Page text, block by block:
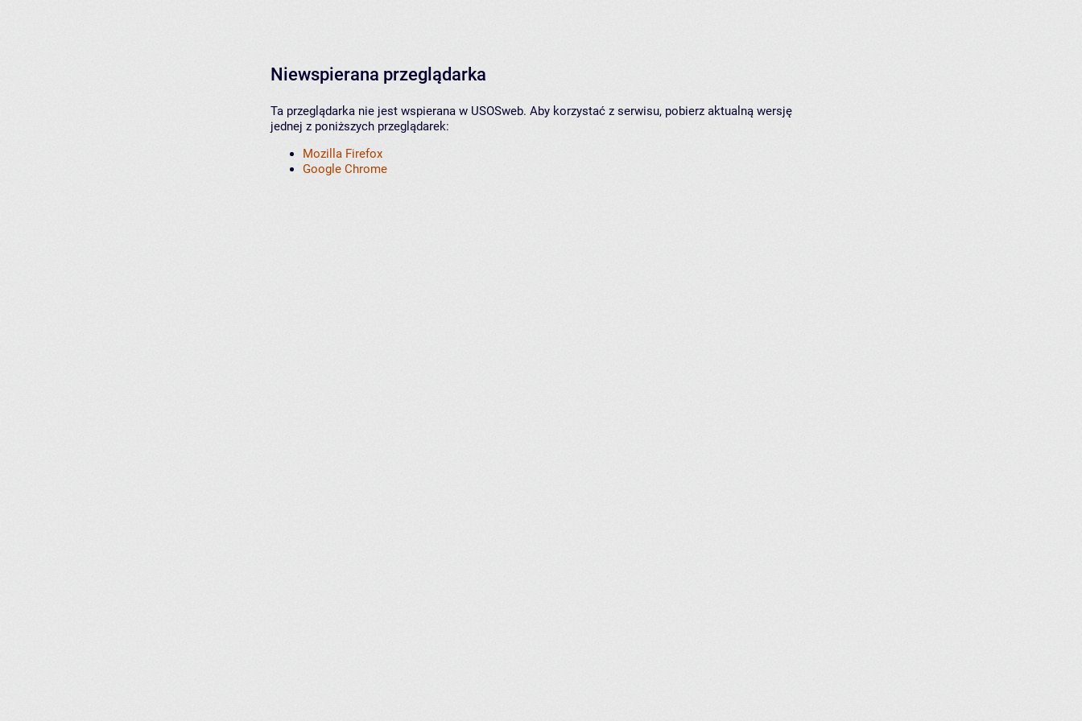
Niewspierana przeglądarka
Ta przeglądarka nie jest wspierana w USOSweb. Aby korzystać z serwisu, pobierz aktualną wersję
jednej z poniższych przeglądarek:
Mozilla Firefox
Google Chrome